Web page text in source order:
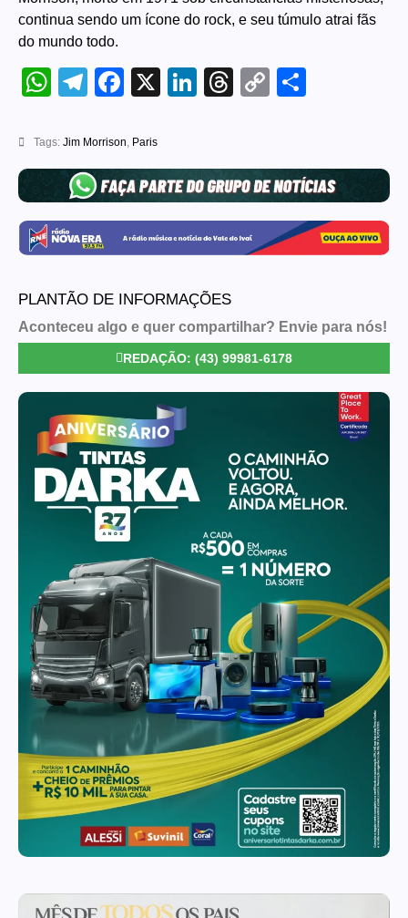
continua sendo um ícone do rock, e seu túmulo atrai fãs
do mundo todo.
WhatsApp
Telegram
Facebook
X LinkedIn
Threads
Copy
Tags: Jim Morrison Paris
PLANTÃO DE INFORMAÇÕES
Aconteceu algo e quer compartilhar? Envie para nós!
REDAÇÃO: (43) 99981-6178